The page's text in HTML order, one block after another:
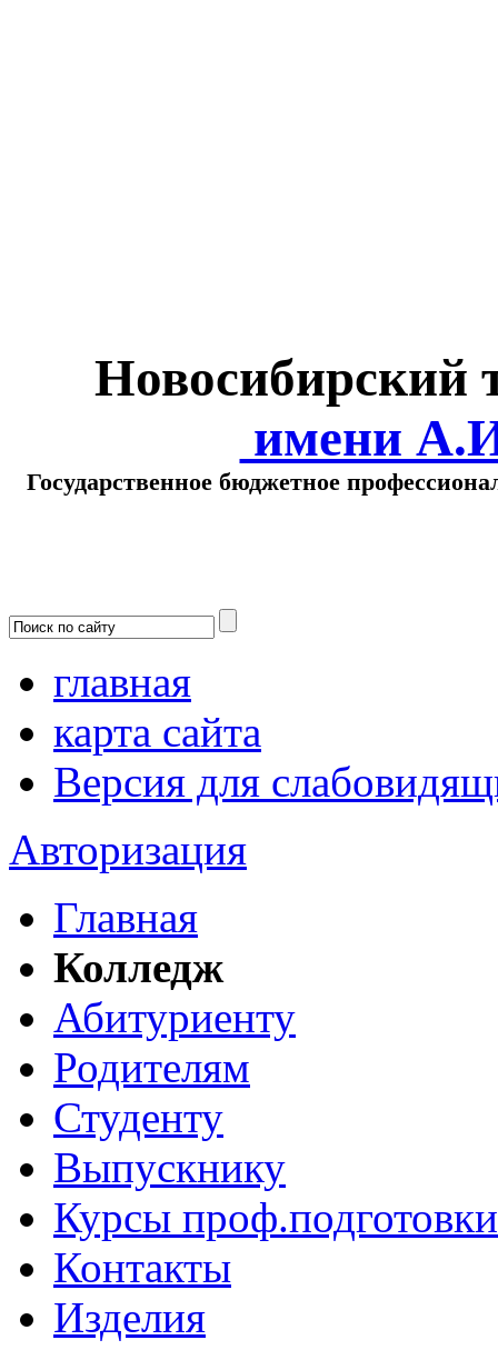
Новосибирский
имени
Государственное бюджетное
главная
карта сайта
Версия для
Авторизация
Главная
Колледж
Абитуриенту
Родителям
Студенту
Выпускнику
Курсы проф.подготовки
Контакты
Изделия